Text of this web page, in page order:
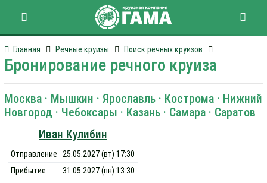
Главная Речные круизы Поиск речных круизов
Бронирование речного круиза
Москва · Мышкин · Ярославль · Кострома · Нижний
Новгород · Чебоксары · Казань · Самара · Саратов
Иван Кулибин
Отправление
25.05.2027 (вт) 17:30
Прибытие
31.05.2027 (пн) 13:30